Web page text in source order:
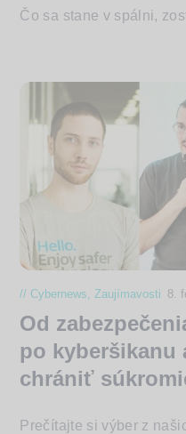
Čo sa stane v spálni,
Cybernews Zaujímavosti 8.
Od
po kyberšikanu
chrániť
Prečítajte si výber z